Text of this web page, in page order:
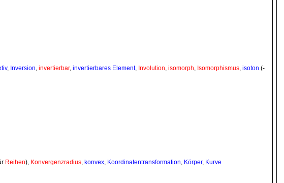
, Inversion invertierbar, invertierbares Element, Involution isomorph Isomorphismus isoton (-
Reihen), Konvergenzradius konvex Koordinatentransformation Körper, Kurve